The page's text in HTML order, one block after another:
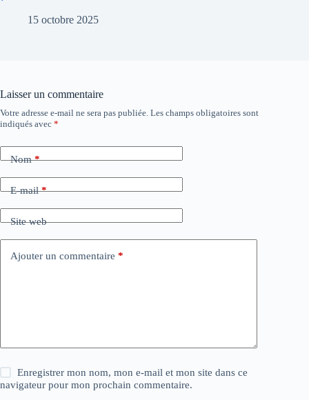
15 octobre 2025
Laisser un commentaire
Votre adresse e-mail ne sera pas publiée. Les champs obligatoires sont
indiqués avec *
Nom*
E-mail*
Site web
Ajouter un commentaire *
Enregistrer mon nom, mon e-mail et mon site dans ce
navigateur pour mon prochain commentaire.
A
l
r
n
v
e